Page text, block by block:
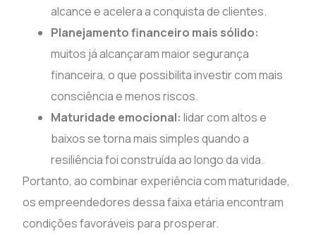
alcance e acelera a conquista de clientes.
Planejamento financeiro mais sólido:
muitos já alcançaram maior segurança
financeira, o que possibilita investir com mais
consciência e menos riscos.
Maturidade emocional: lidar com altos e
baixos se torna mais simples quando a
resiliência foi construída ao longo da vida.
Portanto, ao combinar experiência com maturidade,
os empreendedores dessa faixa etária encontram
condições favoráveis para prosperar.